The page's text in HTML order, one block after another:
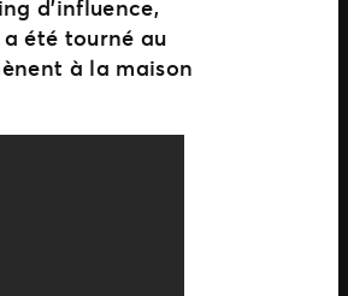
d’influence,
été tourné au
à la maison